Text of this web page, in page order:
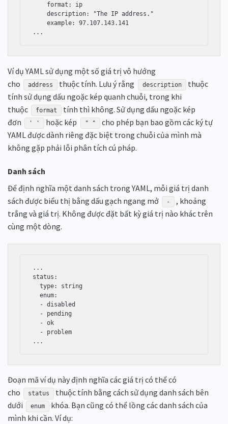
    description: "The IP address."
    example: 97.107.143.141
...
Ví dụ YAML sử dụng một số giá trị vô hướng
cho
address thuộc tính. Lưu ý rằng description
thuộc
tính sử dụng dấu ngoặc kép quanh chuỗi, trong khi
thuộc
format
tính thì không. Sử dụng dấu ngoặc kép
đơn
' ' hoặc kép " "
cho phép bạn bao gồm các ký tự
YAML được dành riêng đặc biệt trong chuỗi của mình mà
không gặp phải lỗi phân tích cú pháp.
Danh sách
Để định nghĩa một danh sách trong YAML, mỗi giá trị danh
sách được biểu thị bằng dấu gạch ngang mở
-
, khoảng
trắng và giá trị. Không được đặt bất kỳ giá trị nào khác trên
cùng một dòng.
...
status:
  type: string
  enum:
...
Đoạn mã ví dụ này định nghĩa các giá trị có thể có
cho
status
thuộc tính bằng cách sử dụng danh sách bên
dưới
enum
khóa. Bạn cũng có thể lồng các danh sách của
mình khi cần. Ví dụ: